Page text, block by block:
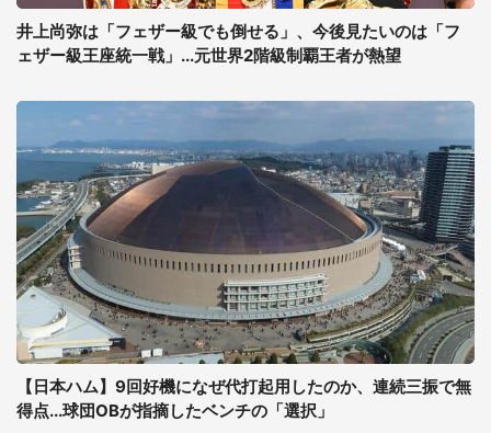
井上尚弥は「フェザー級でも倒せる」、今後見たいのは「フ
ェザー級王座統一戦」...元世界2階級制覇王者が熱望
【日本ハム】9回好機になぜ代打起用したのか、連続三振で無
得点...球団OBが指摘したベンチの「選択」